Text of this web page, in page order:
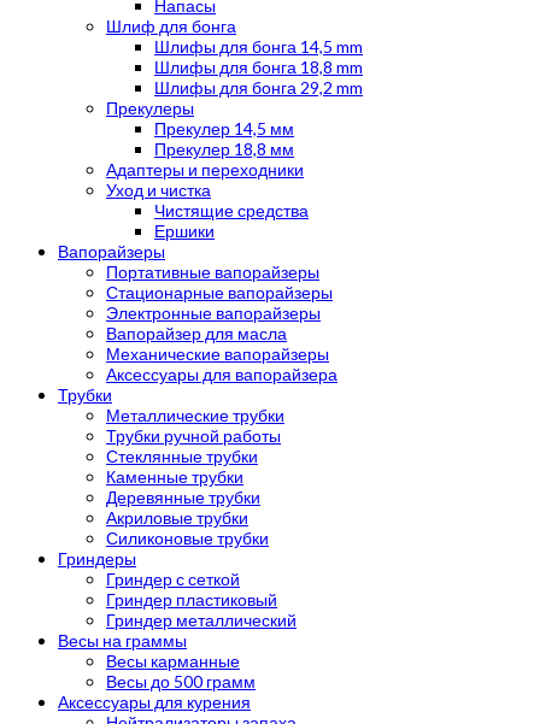
Напасы
Шлиф для бонга
Шлифы для бонга 14,5 mm
Шлифы для бонга 18,8 mm
Шлифы для бонга 29,2 mm
Прекулеры
Прекулер 14,5 мм
Прекулер 18,8 мм
Адаптеры и переходники
Уход и чистка
Чистящие средства
Ершики
Вапорайзеры
Портативные вапорайзеры
Стационарные вапорайзеры
Электронные вапорайзеры
Вапорайзер для масла
Механические вапорайзеры
Аксессуары для вапорайзера
Трубки
Металлические трубки
Трубки ручной работы
Стеклянные трубки
Каменные трубки
Деревянные трубки
Акриловые трубки
Силиконовые трубки
Гриндеры
Гриндер с сеткой
Гриндер пластиковый
Гриндер металлический
Весы на граммы
Весы карманные
Весы до 500 грамм
Аксессуары для курения